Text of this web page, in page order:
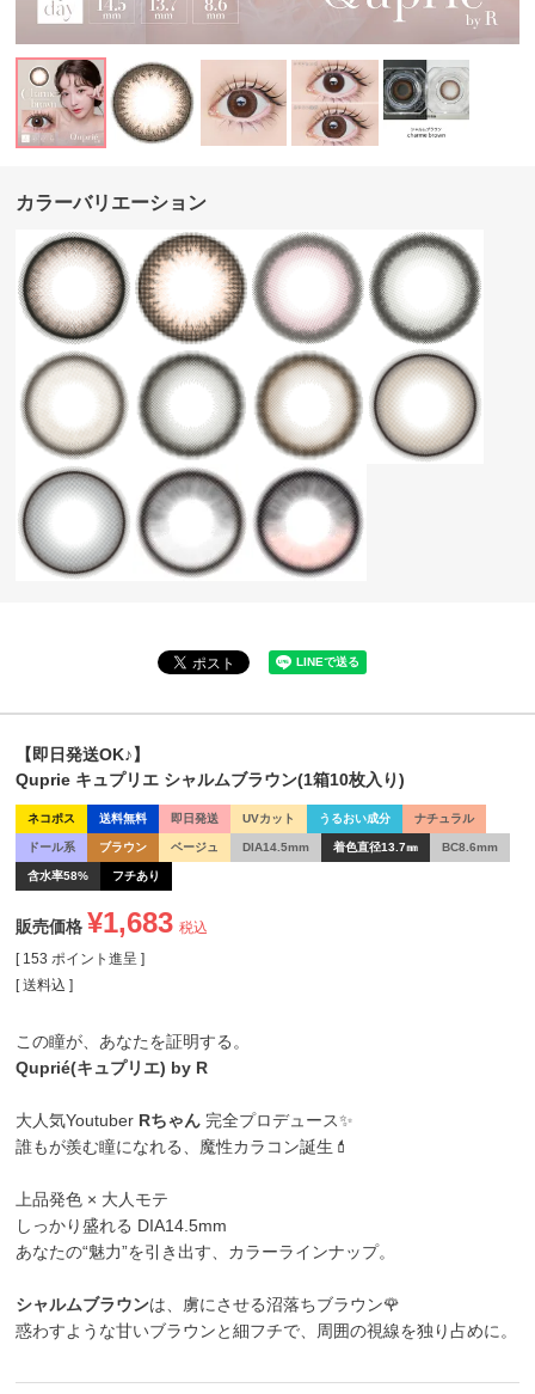
カラーバリエーション
【即日発送OK♪】
Quprie キュプリエ シャルムブラウン(1箱10枚入り)
ネコポス 送料無料 即日発送 UVカット うるおい成分 ナチュラル
ドール系 ブラウン ベージュ DIA14.5mm 着色直径13.7㎜ BC8.6mm
含水率58% フチあり
販売価格 ¥1,683 税込
[ 153 ポイント進呈 ]
送料込
この瞳が、あなたを証明する。
Quprié(キュプリエ) by R
大人気Youtuber Rちゃん 完全プロデュース✨
誰もが羨む瞳になれる、魔性カラコン誕生💄
上品発色 × 大人モテ
しっかり盛れる DIA14.5mm
あなたの“魅力”を引き出す、カラーラインナップ。
シャルムブラウンは、虜にさせる沼落ちブラウン🌹
惑わすような甘いブラウンと細フチで、周囲の視線を独り占めに。